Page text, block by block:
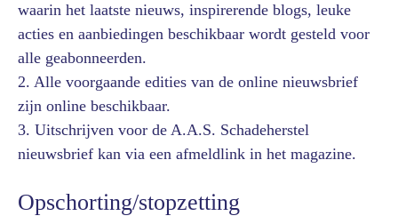
waarin het laatste nieuws, inspirerende blogs, leuke
acties en aanbiedingen beschikbaar wordt gesteld voor
alle geabonneerden.
2. Alle voorgaande edities van de online nieuwsbrief
zijn online beschikbaar.
3. Uitschrijven voor de A.A.S. Schadeherstel
nieuwsbrief kan via een afmeldlink in het magazine.
Opschorting/stopzetting